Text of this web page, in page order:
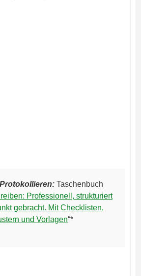
Taschenbuch
Professionell, strukturiert
gebracht. Mit Checklisten,
und Vorlagen“*